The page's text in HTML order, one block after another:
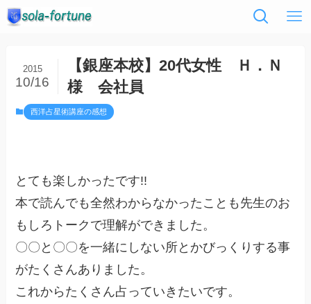
【銀座本校】20代女性 Ｈ．Ｎ
様 会社員
2015
10/16
西洋占星術講座の感想
とても楽しかったです!!
本で読んでも全然わからなかったことも先生のお
もしろトークで理解ができました。
〇〇と〇〇を一緒にしない所とかびっくりする事
がたくさんありました。
これからたくさん占っていきたいです。